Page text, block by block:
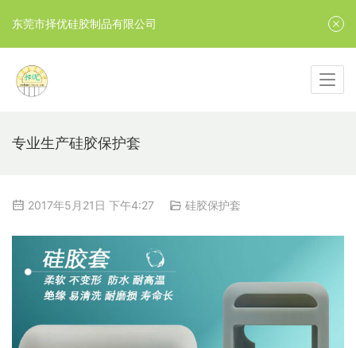
专业生产硅胶保护套
2017年5月21日 下午4:27 硅胶保护套
东莞市择优硅胶制品有限公司